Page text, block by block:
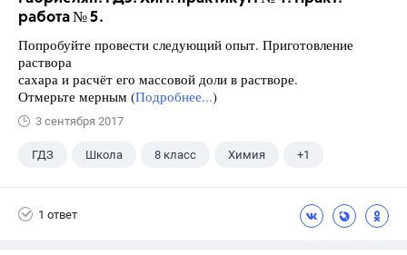
работа № 5.
Попробуйте провести следующий опыт. Приготовление
раствора
сахара и расчёт его массовой доли в растворе.
Отмерьте мерным (Подробнее...)
3 сентября 2017
ГДЗ Школа 8 класс Химия +1
1 ответ